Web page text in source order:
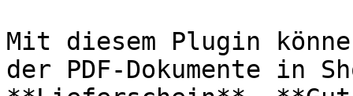
Mit diesem Plugin
der PDF-Dokumente in